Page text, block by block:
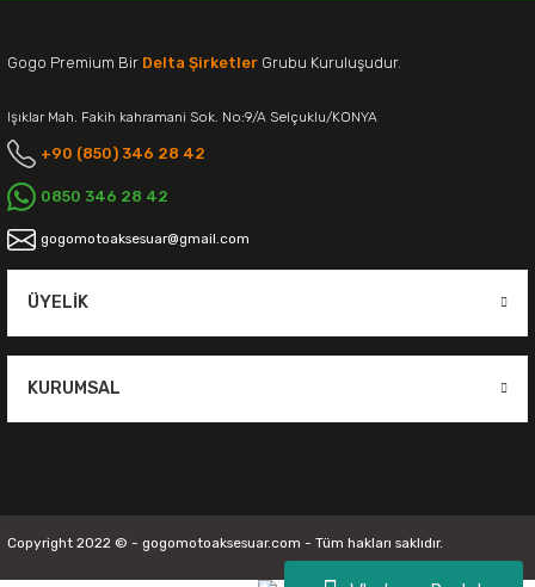
Gogo Premium Bir Delta Şirketler Grubu Kuruluşudur.
Işıklar Mah. Fakih kahramani Sok. No:9/A Selçuklu/KONYA
+90 (850) 346 28 42
0850 346 28 42
gogomotoaksesuar@gmail.com
ÜYELIK
KURUMSAL
Copyright 2022 © - gogomotoaksesuar.com - Tüm hakları saklıdır.